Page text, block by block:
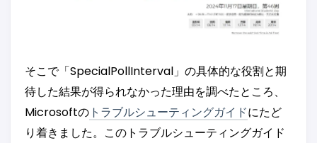
そこで「SpecialPollInterval」の具体的な役割と期
待した結果が得られなかった理由を調べたところ、
Microsoftの トラブルシューティングガイドにたど
り着きました。このトラブルシューティングガイド